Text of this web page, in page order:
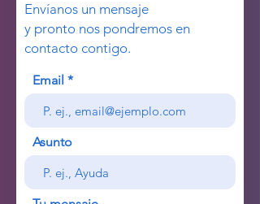
Envíanos un mensaje
y pronto nos pondremos en
contacto contigo.
Email
Asunto